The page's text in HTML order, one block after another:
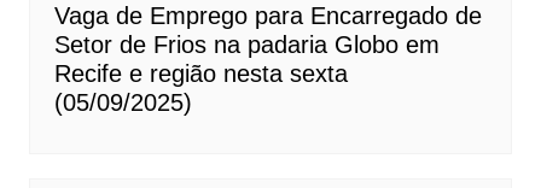
Vaga de Emprego para Encarregado de
Setor de Frios na padaria Globo em
Recife e região nesta sexta
(05/09/2025)